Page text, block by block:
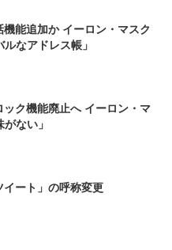
能追加か イーロン・マスク
なアドレス帳」
ク機能廃止へ イーロン・マ
ない」
ート」の呼称変更